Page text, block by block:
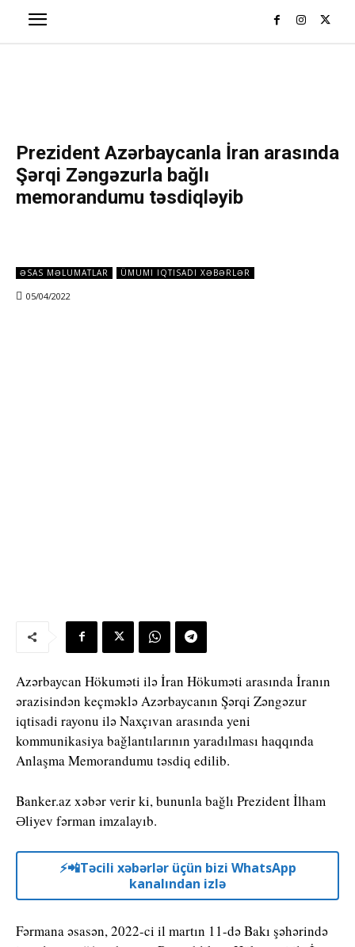
Prezident Azərbaycanla İran arasında
Şərqi Zəngəzurla bağlı
memorandumu təsdiqləyib
ƏSAS MƏLUMATLAR ÜMUMI IQTISADI XƏBƏRLƏR
05/04/2022
Azərbaycan Hökuməti ilə İran Hökuməti arasında İranın
ərazisindən keçməklə Azərbaycanın Şərqi Zəngəzur
iqtisadi rayonu ilə Naxçıvan arasında yeni
kommunikasiya bağlantılarının yaradılması haqqında
Anlaşma Memorandumu təsdiq edilib.
Banker.az xəbər verir ki, bununla bağlı Prezident İlham
Əliyev fərman imzalayıb.
⚡️📲Təcili xəbərlər üçün bizi WhatsApp
kanalından izlə
Fərmana əsasən, 2022-ci il martın 11-də Bakı şəhərində